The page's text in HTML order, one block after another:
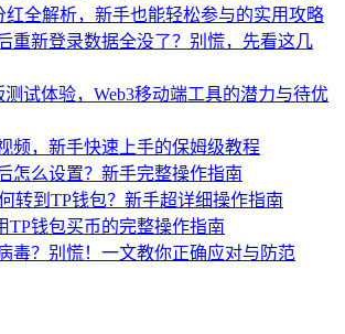
红全解析，新手也能轻松参与的实用攻略
重新登录数据全没了？别慌，先看这几
测试体验，Web3移动端工具的潜力与待优
频，新手快速上手的保姆级教程
怎么设置？新手完整操作指南
转到TP钱包？新手超详细操作指南
TP钱包买币的完整操作指南
毒？别慌！一文教你正确应对与防范